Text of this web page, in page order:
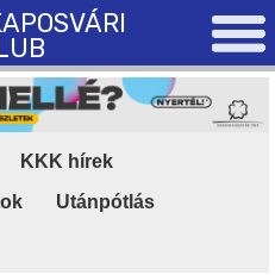
KKK hírek
Utánpótlás